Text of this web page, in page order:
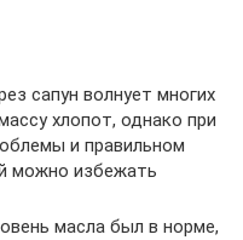
сапун волнует многих
хлопот, однако при
и правильном
можно избежать
масла был в норме,